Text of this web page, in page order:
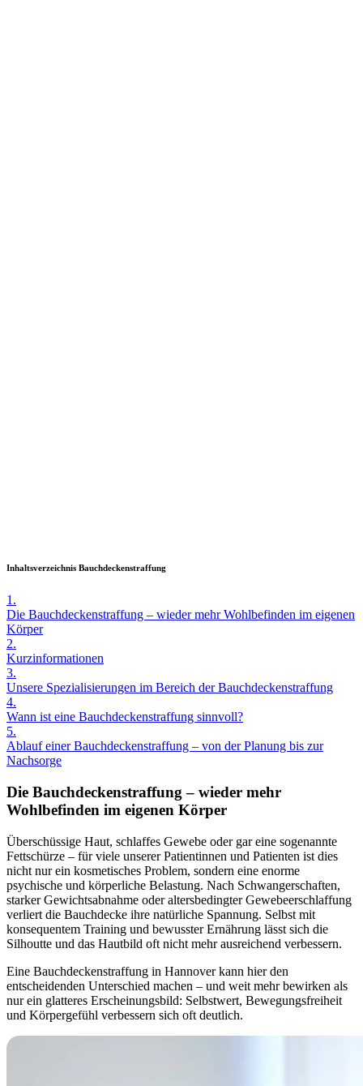
Inhaltsverzeichnis Bauchdeckenstraffung
1.
Die Bauchdeckenstraffung – wieder mehr Wohlbefinden im eigenen
Körper
2.
Kurzinformationen
3.
Unsere Spezialisierungen im Bereich der Bauchdeckenstraffung
4.
Wann ist eine Bauchdeckenstraffung sinnvoll?
5.
Ablauf einer Bauchdeckenstraffung – von der Planung bis zur
Nachsorge
Die Bauchdeckenstraffung – wieder mehr
Wohlbefinden im eigenen Körper
Überschüssige Haut, schlaffes Gewebe oder gar eine sogenannte
Fettschürze – für viele unserer Patientinnen und Patienten ist dies
nicht nur ein kosmetisches Problem, sondern eine enorme
psychische und körperliche Belastung. Nach Schwangerschaften,
starker Gewichtsabnahme oder altersbedingter Gewebeerschlaffung
verliert die Bauchdecke ihre natürliche Spannung. Selbst mit
konsequentem Training und bewusster Ernährung lässt sich die
Silhoutte und das Hautbild oft nicht mehr ausreichend verbessern.
Eine Bauchdeckenstraffung in Hannover kann hier den
entscheidenden Unterschied machen – und weit mehr bewirken als
nur ein glatteres Erscheinungsbild: Selbstwert, Bewegungsfreiheit
und Körpergefühl verbessern sich oft deutlich.